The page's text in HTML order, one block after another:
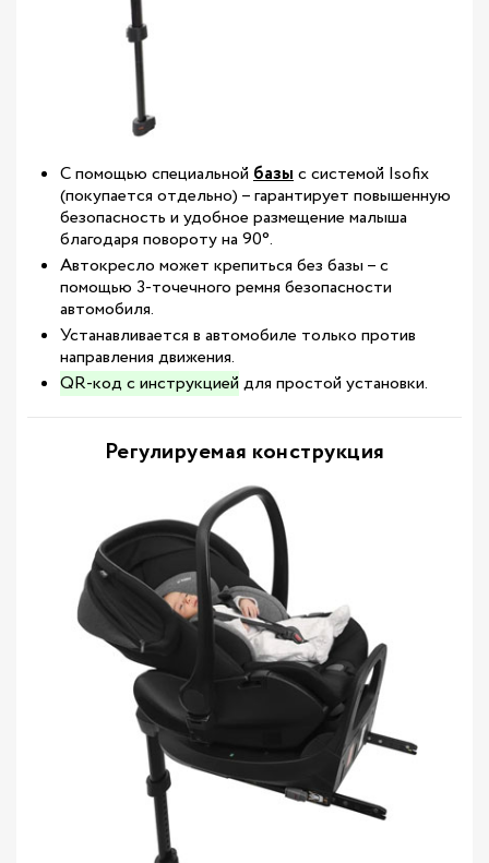
С помощью специальной базыс системой Isofix
(покупается отдельно) – гарантирует повышенную
безопасность и удобное размещение малыша
благодаря повороту на 90°.
Автокресло может крепиться без базы – с
помощью 3-точечного ремня безопасности
автомобиля.
Устанавливается в автомобиле только против
направления движения.
QR-код с инструкцией для простой установки.
Регулируемая конструкция